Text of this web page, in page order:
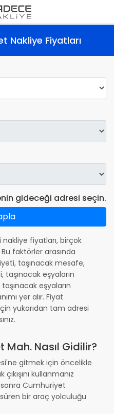
Nakliye Fiyatları
gideceği adresi seçin.
nakliye fiyatları, birçok
faktörler arasında
taşınacak mesafe,
taşınacak eşyaların
eşyaların
yer alır. Fiyat
yukarıdan tam adresi
Mah. Nasıl Gidilir?
gitmek için öncelikle
kullanmanız
sonra Cumhuriyet
süren bir araç yolculuğu